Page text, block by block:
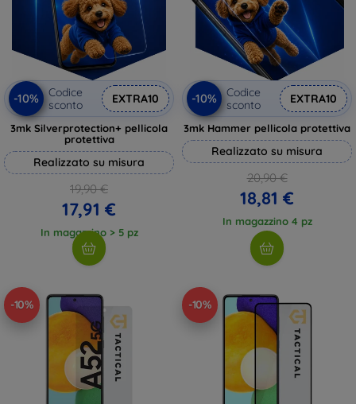
-10%
Codice
sconto
EXTRA10
3mk Silverprotection+ pellicola
protettiva
Realizzato su misura
19,90 €
17,91 €
In magazzino > 5 pz
-10%
Codice
sconto
EXTRA10
3mk Hammer pellicola protettiva
Realizzato su misura
20,90 €
18,81 €
In magazzino 4 pz
-10% -10%